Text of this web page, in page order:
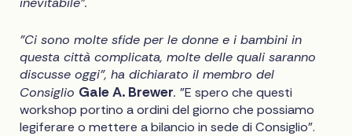
"Ci sono molte sfide per le donne e i bambini in
questa città complicata, molte delle quali saranno
discusse oggi", ha dichiarato il membro del
Consiglio Gale A. Brewer."E spero che questi
workshop portino a ordini del giorno che possiamo
legiferare o mettere a bilancio in sede di Consiglio".